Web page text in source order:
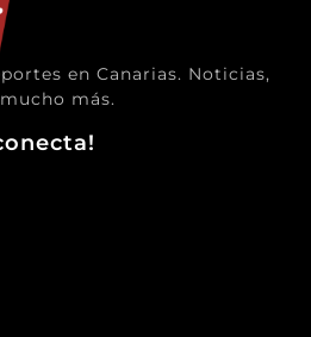
en Canarias. Noticias,
más.